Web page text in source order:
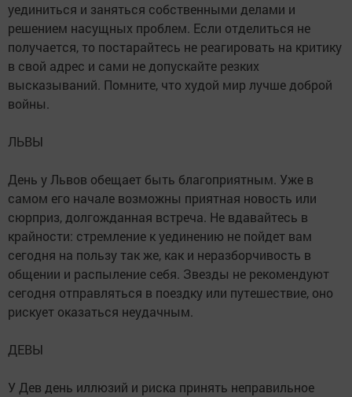
уединиться и заняться собственными делами и
решением насущных проблем. Если отделиться не
получается, то постарайтесь не реагировать на критику
в свой адрес и сами не допускайте резких
высказываний. Помните, что худой мир лучше доброй
войны.
ЛЬВЫ
День у Львов обещает быть благоприятным. Уже в
самом его начале возможны приятная новость или
сюрприз, долгожданная встреча. Не вдавайтесь в
крайности: стремление к уединению не пойдет вам
сегодня на пользу так же, как и неразборчивость в
общении и распыление себя. Звезды не рекомендуют
сегодня отправляться в поездку или путешествие, оно
рискует оказаться неудачным.
ДЕВЫ
У Дев день иллюзий и риска принять неправильное